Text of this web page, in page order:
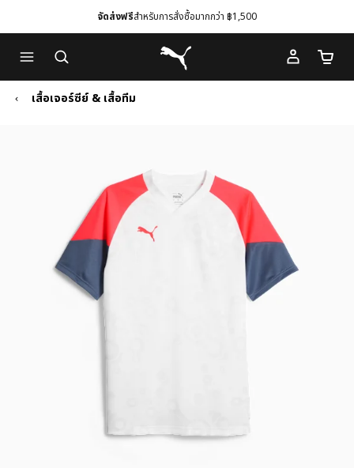
to
Main
content
to
Footer
Content
จัดส่งฟรีสำหรับการสั่งซื้อมากกว่า ฿1,500
Puma โฮม
จำนว
เสื้อเจอร์ซีย์ & เสื้อทีม